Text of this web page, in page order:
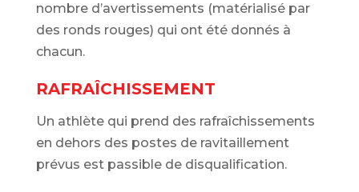
nombre d’avertissements (matérialisé par
des ronds rouges) qui ont été donnés à
chacun.
RAFRAÎCHISSEMENT
Un athlète qui prend des rafraîchissements
en dehors des postes de ravitaillement
prévus est passible de disqualification.